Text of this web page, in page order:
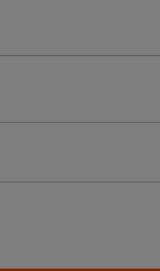
Națională